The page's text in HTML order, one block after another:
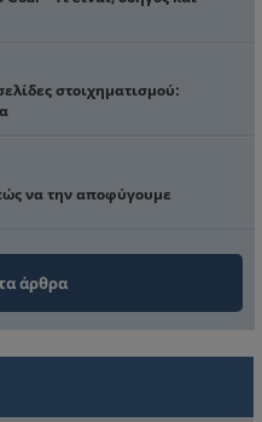
στοιχηματισμού:
να την αποφύγουμε
άρθρα